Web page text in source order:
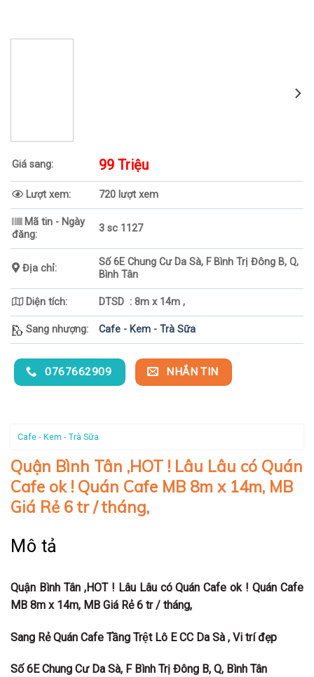
Giá sang: 99 Triệu
Lượt xem: 720 lượt xem
Mã tin - Ngày
đăng:
3 sc 1127
Địa chỉ:
Số 6E Chung Cư Da Sà, F Bình Trị Đông B, Q,
Bình Tân
Diện tích: DTSD : 8m x 14m ,
Sang nhượng: Cafe - Kem - Trà Sữa
0767662909 NHẮN TIN
Cafe - Kem - Trà Sữa
Quận Bình Tân ,HOT ! Lâu Lâu có Quán
Cafe ok ! Quán Cafe MB 8m x 14m, MB
Giá Rẻ 6 tr / tháng,
Mô tả
Quận Bình Tân,HOT ! Lâu Lâu có Quán Cafe ok ! Quán Cafe
MB 8m x 14m, MB Giá Rẻ 6 tr / tháng,
Sang Rẻ Quán Cafe Tầng Trệt Lô E CC Da Sà , Vi trí đẹp
Số 6EChung Cư Da Sà, F Bình Trị Đông B, Q, Bình Tân